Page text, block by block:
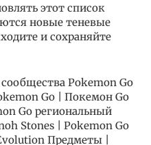
этот список
новые теневые
и сохраняйте
Pokemon Go
Go | Покемон Go
Go региональный
Stones | Pokemon Go
Предметы |